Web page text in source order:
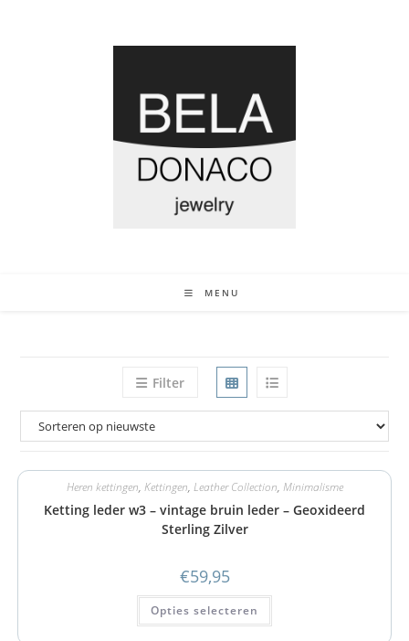
MENU
Filter
Heren kettingen, Kettingen, Leather Collection, Minimalisme
Ketting leder w3 – vintage bruin leder – Geoxideerd
Sterling Zilver
€59,95
Opties selecteren